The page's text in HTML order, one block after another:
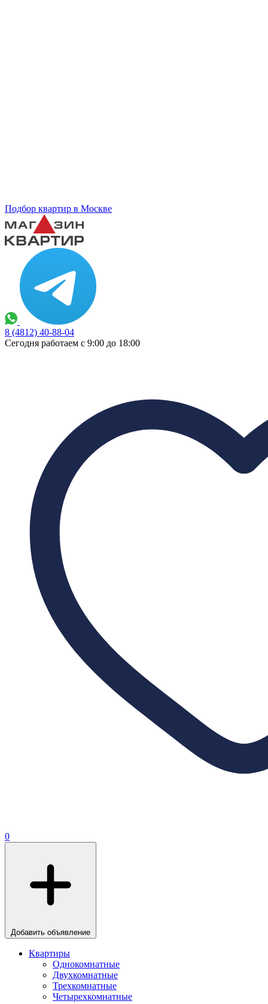
Подбор квартир в Москве
8 (4812) 40-88-04
Сегодня работаем с 9:00 до 18:00
0
Добавить объявление
Квартиры
Однокомнатные
Двухкомнатные
Трехкомнатные
Четырехкомнатные